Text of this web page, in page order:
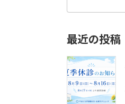
最近の投稿